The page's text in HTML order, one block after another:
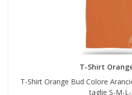
T-Shirt
T-Shirt Orange Bud Colore
taglie S-M-